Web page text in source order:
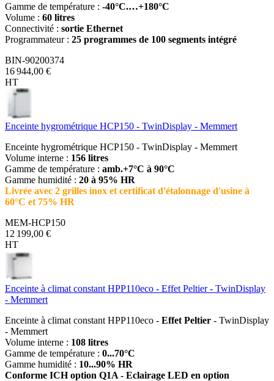
Gamme de température : -40°C.…+180°C
Volume : 60 litres
Connectivité : sortie Ethernet
Programmateur : 25 programmes de 100 segments intégré
BIN-90200374
16 944,00 €
HT
Enceinte hygrométrique HCP150 - TwinDisplay - Memmert
Enceinte hygrométrique HCP150 - TwinDisplay - Memmert
Volume interne : 156 litres
Gamme de température : amb.+7°C à 90°C
Gamme humidité : 20 à 95% HR
Livrée avec 2 grilles inox et certificat d'étalonnage d'usine à
60°C et 75% HR
MEM-HCP150
12 199,00 €
HT
Enceinte à climat constant HPP110eco - Effet Peltier - TwinDisplay
- Memmert
Enceinte à climat constant HPP110eco - Effet Peltier - TwinDisplay
- Memmert
Volume interne : 108 litres
Gamme de température : 0...70°C
Gamme humidité : 10...90% HR
Conforme ICH option Q1A - Eclairage LED en option